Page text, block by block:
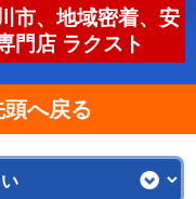
市、地域密着、安
門店 ラクスト
へ戻る